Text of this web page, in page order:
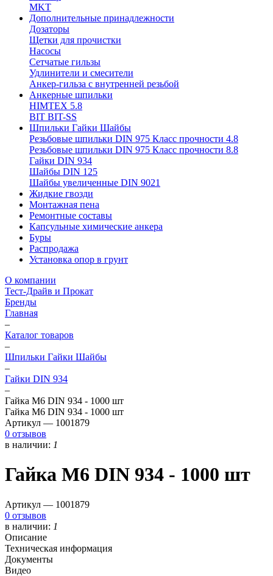
MKT
Дополнительные принадлежности
Дозаторы
Щетки для прочистки
Насосы
Сетчатые гильзы
Удлинители и смесители
Анкер-гильза с внутренней резьбой
Анкерные шпильки
HIMTEX 5.8
BIT BIT-SS
Шпильки Гайки Шайбы
Резьбовые шпильки DIN 975 Класс прочности 4.8
Резьбовые шпильки DIN 975 Класс прочности 8.8
Гайки DIN 934
Шайбы DIN 125
Шайбы увеличенные DIN 9021
Жидкие гвозди
Монтажная пена
Ремонтные составы
Капсульные химические анкера
Буры
Распродажа
Установка опор в грунт
О компании
Тест-Драйв и Прокат
Бренды
Главная
–
Каталог товаров
–
Шпильки Гайки Шайбы
–
Гайки DIN 934
–
Гайка М6 DIN 934 - 1000 шт
Гайка М6 DIN 934 - 1000 шт
Артикул — 1001879
0 отзывов
в наличии: 1
Гайка М6 DIN 934 - 1000 шт
Артикул — 1001879
0 отзывов
в наличии: 1
Описание
Техническая информация
Документы
Видео